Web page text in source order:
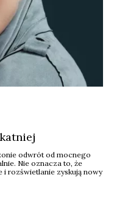
odwrót od mocnego
Nie oznacza to, że
i rozświetlanie zyskują nowy